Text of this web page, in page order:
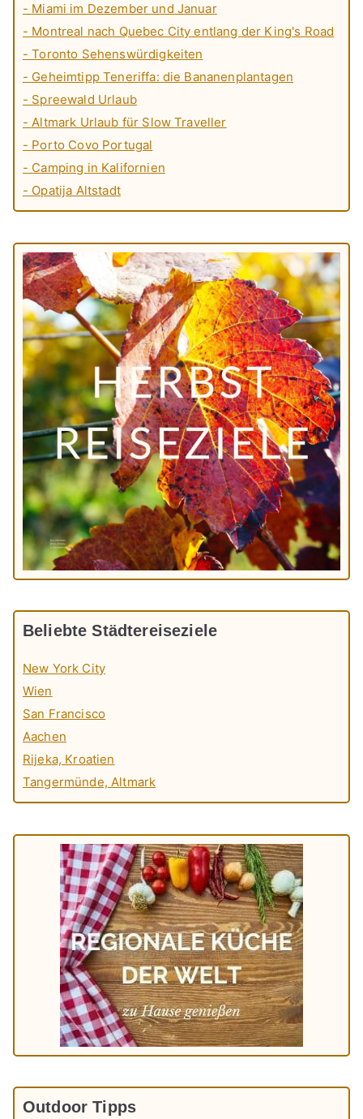
- Miami im Dezember und Januar
- Montreal nach Quebec City entlang der King's Road
- Toronto Sehenswürdigkeiten
- Geheimtipp Teneriffa: die Bananenplantagen
- Spreewald Urlaub
- Altmark Urlaub für Slow Traveller
- Porto Covo Portugal
- Camping in Kalifornien
- Opatija Altstadt
Beliebte Städtereiseziele
New York City
Wien
San Francisco
Aachen
Rijeka, Kroatien
Tangermünde, Altmark
Outdoor Tipps